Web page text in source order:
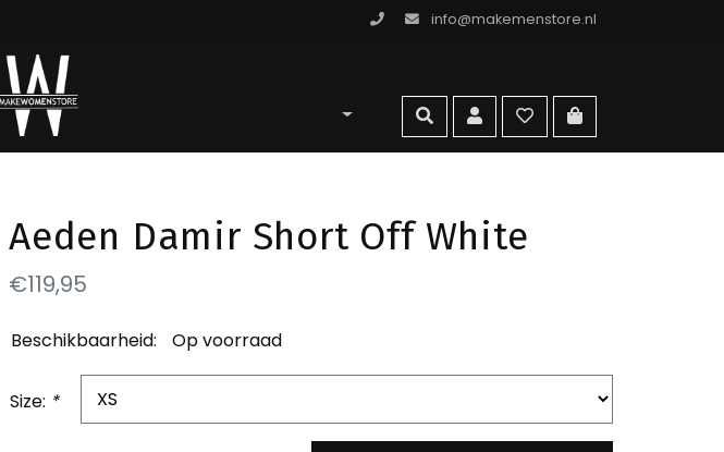
info@makemenstore.nl
ga naar de men store
zoekenaccountwishlistga naar
Aeden Damir Short Off White
€119,95
Beschikbaarheid: Op voorraad
Size: *